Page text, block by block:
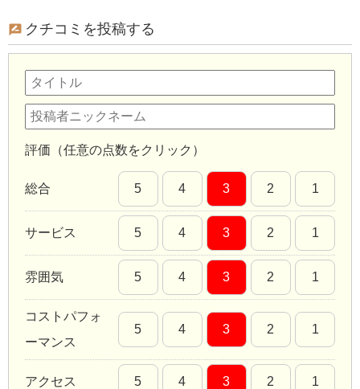
クチコミを投稿する
評価（任意の点数をクリック）
総合 5 4 3 2 1
サービス 5 4 3 2 1
雰囲気 5 4 3 2 1
コストパフォ
ーマンス
5 4 3 2 1
アクセス 5 4 3 2 1